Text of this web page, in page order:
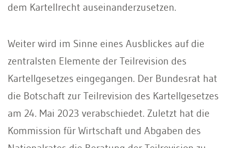
dem Kartellrecht auseinanderzusetzen.
Weiter wird im Sinne eines Ausblickes auf die
zentralsten Elemente der Teilrevision des
Kartellgesetzes eingegangen. Der Bundesrat hat
die Botschaft zur Teilrevision des Kartellgesetzes
am 24. Mai 2023 verabschiedet. Zuletzt hat die
Kommission für Wirtschaft und Abgaben des